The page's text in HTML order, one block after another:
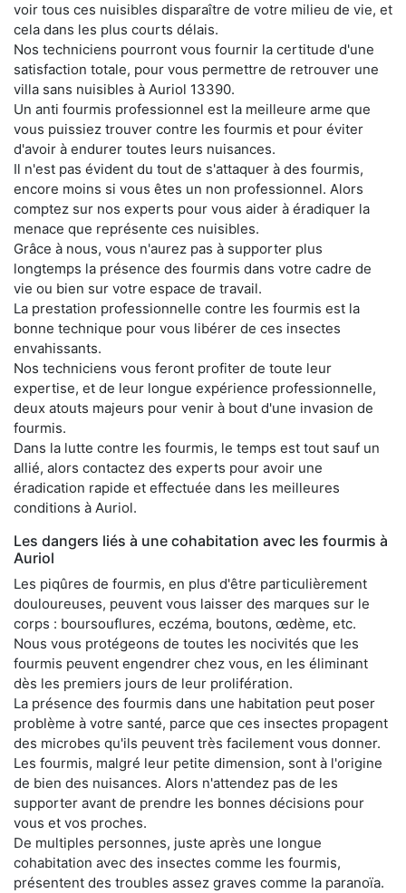
voir tous ces nuisibles disparaître de votre milieu de vie, et
cela dans les plus courts délais.
Nos techniciens pourront vous fournir la certitude d'une
satisfaction totale, pour vous permettre de retrouver une
villa sans nuisibles à Auriol 13390.
Un anti fourmis professionnel est la meilleure arme que
vous puissiez trouver contre les fourmis et pour éviter
d'avoir à endurer toutes leurs nuisances.
Il n'est pas évident du tout de s'attaquer à des fourmis,
encore moins si vous êtes un non professionnel. Alors
comptez sur nos experts pour vous aider à éradiquer la
menace que représente ces nuisibles.
Grâce à nous, vous n'aurez pas à supporter plus
longtemps la présence des fourmis dans votre cadre de
vie ou bien sur votre espace de travail.
La prestation professionnelle contre les fourmis est la
bonne technique pour vous libérer de ces insectes
envahissants.
Nos techniciens vous feront profiter de toute leur
expertise, et de leur longue expérience professionnelle,
deux atouts majeurs pour venir à bout d'une invasion de
fourmis.
Dans la lutte contre les fourmis, le temps est tout sauf un
allié, alors contactez des experts pour avoir une
éradication rapide et effectuée dans les meilleures
conditions à Auriol.
Les dangers liés à une cohabitation avec les fourmis à
Auriol
Les piqûres de fourmis, en plus d'être particulièrement
douloureuses, peuvent vous laisser des marques sur le
corps : boursouflures, eczéma, boutons, œdème, etc.
Nous vous protégeons de toutes les nocivités que les
fourmis peuvent engendrer chez vous, en les éliminant
dès les premiers jours de leur prolifération.
La présence des fourmis dans une habitation peut poser
problème à votre santé, parce que ces insectes propagent
des microbes qu'ils peuvent très facilement vous donner.
Les fourmis, malgré leur petite dimension, sont à l'origine
de bien des nuisances. Alors n'attendez pas de les
supporter avant de prendre les bonnes décisions pour
vous et vos proches.
De multiples personnes, juste après une longue
cohabitation avec des insectes comme les fourmis,
présentent des troubles assez graves comme la paranoïa.